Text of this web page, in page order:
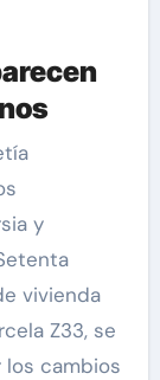
y
vivienda
Z33, se
cambios